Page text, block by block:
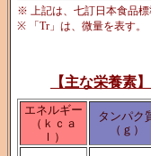
※ 上記は、七訂日本食品
※ 「Tr」は、微量を表す。
【主な栄養
エネルギー
（ｋｃａ
ｌ）
タンパク
（ｇ）